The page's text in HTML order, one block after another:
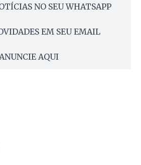
NO SEU WHATSAPP
EM SEU EMAIL
AQUI